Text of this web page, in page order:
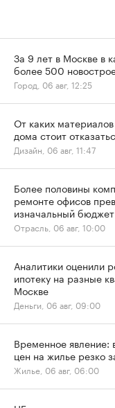
За 9 лет в Москве в
более 500
Город, 06 авг, 12:25
От каких
дома стоит
Дизайн, 06 авг, 11:47
Более половины
ремонте офисов
изначальный бюджет
Отрасль, 06 авг, 10:00
Аналитики оценили
ипотеку на разные
Москве
Деньги, 06 авг, 09:00
Временное
цен на жилье резко
Жилье, 06 авг, 06:00